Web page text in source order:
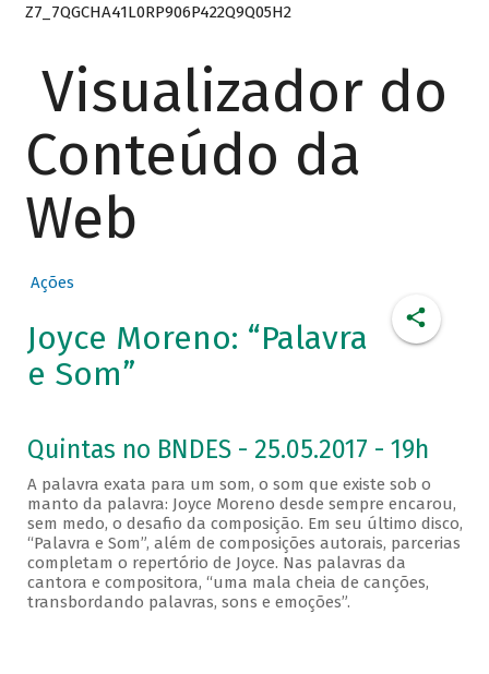
Z7_7QGCHA41L0RP906P422Q9Q05H2
Visualizador do
Conteúdo da
Web
Ações
Joyce Moreno: “Palavra
e Som”
Quintas no BNDES - 25.05.2017 - 19h
A palavra exata para um som, o som que existe sob o
manto da palavra: Joyce Moreno desde sempre encarou,
sem medo, o desafio da composição. Em seu último disco,
“Palavra e Som”, além de composições autorais, parcerias
completam o repertório de Joyce. Nas palavras da
cantora e compositora, “uma mala cheia de canções,
transbordando palavras, sons e emoções”.